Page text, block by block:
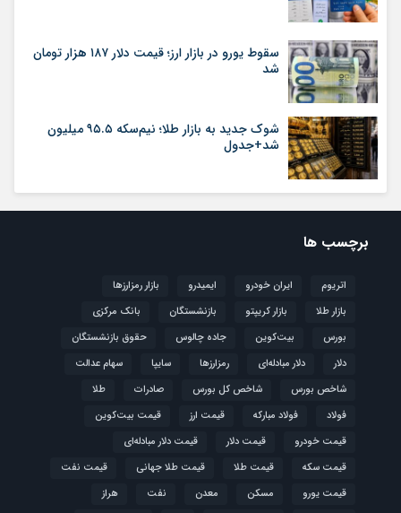
سقوط یورو در بازار ارز؛ قیمت دلار ۱۸۷ هزار تومان
شد
شوک جدید به بازار طلا؛ نیم‌سکه ۹۵.۵ میلیون
شد+جدول
برچسب ها
اتریوم ایران خودرو ایمیدرو
بازار رمزارزها
بازار طلا
بازار کریپتو بازنشستگان
بانک مرکزی
بورس
بیت‌کوین جاده چالوس
حقوق بازنشستگان
دلار
دلار مبادله‌ای رمزارزها سایپا
سهام عدالت
شاخص بورس
شاخص کل بورس صادرات
طلا
فولاد
فولاد مبارکه قیمت ارز
قیمت بیت‌کوین
قیمت خودرو
قیمت دلار
قیمت دلار مبادله‌ای
قیمت سکه
قیمت طلا قیمت طلا جهانی
قیمت نفت
قیمت یورو
مسکن معدن نفت
هراز